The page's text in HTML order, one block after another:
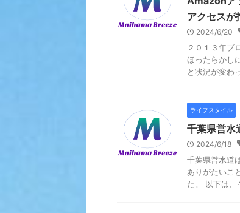
アクセスが
2024/6/20
２０１３年ブ
ほったらかし
と状況が変わ
ライフスタイル
千葉県営水
2024/6/18
千葉県営水道
ありがたいこ
た。 以下は、